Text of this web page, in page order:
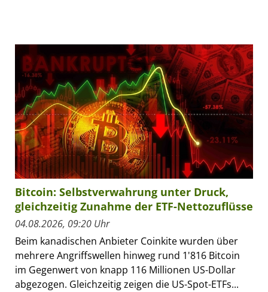
Bitcoin: Selbstverwahrung unter Druck,
gleichzeitig Zunahme der ETF-Nettozuflüsse
04.08.2026, 09:20 Uhr
Beim kanadischen Anbieter Coinkite wurden über
mehrere Angriffswellen hinweg rund 1'816 Bitcoin
im Gegenwert von knapp 116 Millionen US-Dollar
abgezogen. Gleichzeitig zeigen die US-Spot-ETFs...